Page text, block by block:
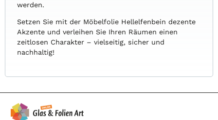
werden.
Setzen Sie mit der Möbelfolie Hellelfenbein dezente
Akzente und verleihen Sie Ihren Räumen einen
zeitlosen Charakter – vielseitig, sicher und
nachhaltig!